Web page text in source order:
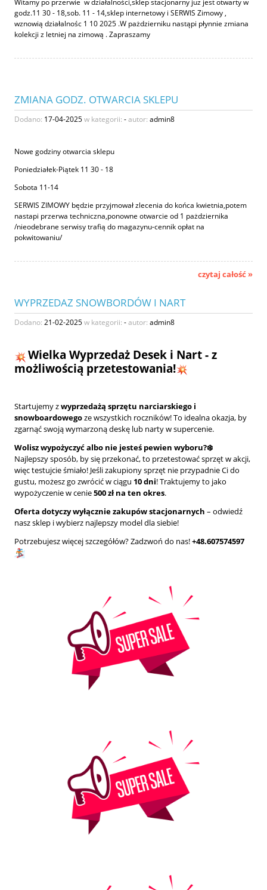
Witamy po przerwie w działalności,sklep stacjonarny juz jest otwarty w
godz.11 30 - 18,sob. 11 - 14,sklep internetowy i SERWIS Zimowy ,
wznowią działalnośc 1 10 2025 .W pażdzierniku nastąpi płynnie zmiana
kolekcji z letniej na zimową . Zapraszamy
ZMIANA GODZ. OTWARCIA SKLEPU
Dodano: 17-04-2025w kategorii: -autor: admin8
Nowe godziny otwarcia sklepu
Poniedziałek-Piątek 11 30 - 18
Sobota 11-14
SERWIS ZIMOWY będzie przyjmował zlecenia do końca kwietnia,potem
nastapi przerwa techniczna,ponowne otwarcie od 1 pażdziernika
/nieodebrane serwisy trafią do magazynu-cennik opłat na
pokwitowaniu/
czytaj całość »
WYPRZEDAZ SNOWBORDÓW I NART
Dodano: 21-02-2025w kategorii: -autor: admin8
Wielka Wyprzedaż Desek i Nart - z
możliwością przetestowania!
Startujemy zwyprzedażą sprzętu narciarskiego i
snowboardowegoze wszystkich roczników! To idealna okazja, by
zgarnąć swoją wymarzoną deskę lub narty w supercenie.
Wolisz wypożyczyć albo nie jesteś pewien wyboru?❄️
Najlepszy sposób, by się przekonać, to przetestować sprzęt w akcji,
więc testujcie śmiało! Jeśli zakupiony sprzęt nie przypadnie Ci do
gustu, możesz go zwrócić w ciągu 10 dni! Traktujemy to jako
wypożyczenie w cenie500 zł na ten okres.
Oferta dotyczy wyłącznie zakupów stacjonarnych – odwiedź
nasz sklep i wybierz najlepszy model dla siebie!
Potrzebujesz więcej szczegółów? Zadzwoń do nas!+48.607574597